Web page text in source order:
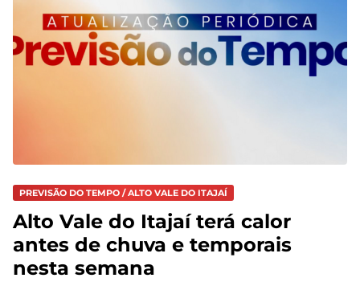
PREVISÃO DO TEMPO / ALTO VALE DO ITAJAÍ
Alto Vale do Itajaí terá calor
antes de chuva e temporais
nesta semana